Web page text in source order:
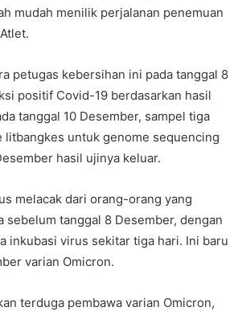
mudah menilik perjalanan penemuan
petugas kebersihan ini pada tanggal 8
positif Covid-19 berdasarkan hasil
tanggal 10 Desember, sampel tiga
litbangkes untuk genome sequencing
hasil ujinya keluar.
melacak dari orang-orang yang
sebelum tanggal 8 Desember, dengan
inkubasi virus sekitar tiga hari. Ini baru
varian Omicron.
terduga pembawa varian Omicron,